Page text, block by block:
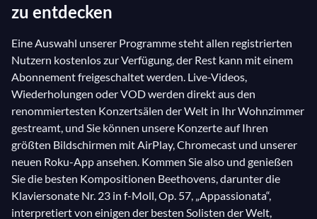
zu entdecken
Eine Auswahl unserer Programme steht allen registrierten
Nutzern kostenlos zur Verfügung, der Rest kann mit einem
Abonnement freigeschaltet werden. Live-Videos,
Wiederholungen oder VOD werden direkt aus den
renommiertesten Konzertsälen der Welt in Ihr Wohnzimmer
gestreamt, und Sie können unsere Konzerte auf Ihren
größten Bildschirmen mit AirPlay, Chromecast und unserer
neuen Roku-App ansehen. Kommen Sie also und genießen
Sie die besten Kompositionen Beethovens, darunter die
Klaviersonate Nr. 23 in f-Moll, Op. 57, „Appassionata“,
interpretiert von einigen der besten Solisten der Welt,